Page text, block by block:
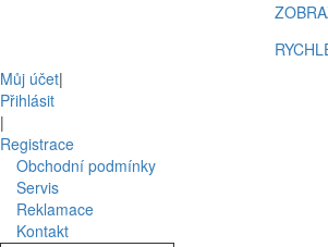
Můj účet|
Přihlásit
|
Registrace
Obchodní podmínky
Servis
Reklamace
Kontakt